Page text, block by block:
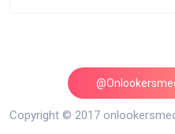
Follow
Copyright © 2017